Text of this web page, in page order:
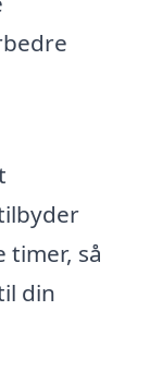
timer, så
din